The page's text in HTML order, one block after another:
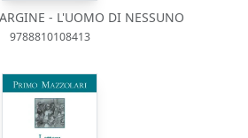
- L'UOMO DI NESSUNO
9788810108413